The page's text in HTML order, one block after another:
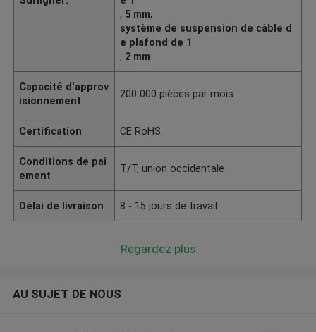
, 5 mm,
système de suspension de câble d
e plafond de 1
, 2 mm
Capacité d'approv
isionnement
200 000 pièces par mois
Certification CE RoHS
Conditions de pai
ement
T/T, union occidentale
Délai de livraison 8 - 15 jours de travail
Regardez plus
AU SUJET DE NOUS